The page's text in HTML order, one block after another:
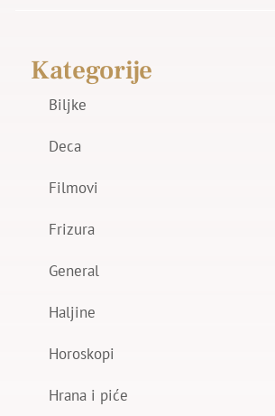
Kategorije
Biljke
Deca
Filmovi
Frizura
General
Haljine
Horoskopi
Hrana i piće